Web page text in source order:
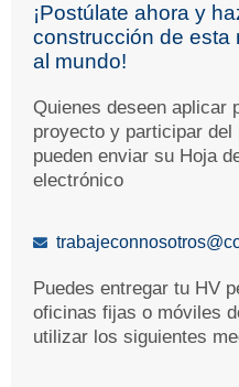
¡Postúlate ahora y
construcción de esta
al mundo!
Quienes deseen aplicar
proyecto y participar
pueden enviar su Hoja
electrónico
Puedes entregar tu HV
oficinas fijas o móviles
utilizar los siguientes